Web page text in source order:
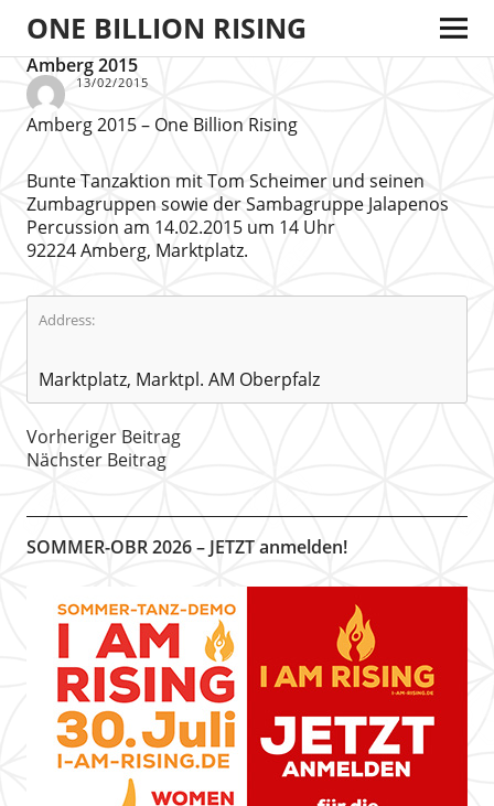
ONE BILLION RISING
Amberg 2015
13/02/2015
Amberg 2015 – One Billion Rising
Bunte Tanzaktion mit Tom Scheimer und seinen
Zumbagruppen sowie der Sambagruppe Jalapenos
Percussion am 14.02.2015 um 14 Uhr
92224 Amberg, Marktplatz.
Address:
Marktplatz, Marktpl. AM Oberpfalz
Vorheriger Beitrag
Nächster Beitrag
SOMMER-OBR 2026 – JETZT anmelden!